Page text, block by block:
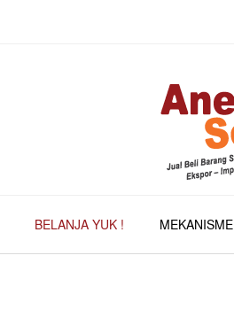
BELANJA YUK ! MEKANISME